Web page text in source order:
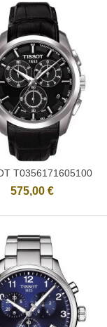
Ajouter
T0356171605100
575,00 €